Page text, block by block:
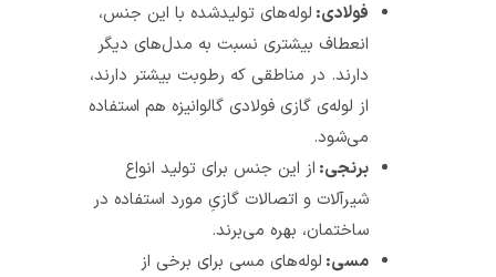
فولادی:لوله‌های تولیدشده با این جنس،
انعطاف بیشتری نسبت به مدل‌های دیگر
دارند. در مناطقی که رطوبت بیشتر دارند،
از لوله‌ی گازی فولادی گالوانیزه هم استفاده
برنجی:از این جنس برای تولید انواع
شیرآلات و اتصالات گازیِ مورد استفاده در
ساختمان، بهره می‌برند.
لوله‌های مسی برای برخی از